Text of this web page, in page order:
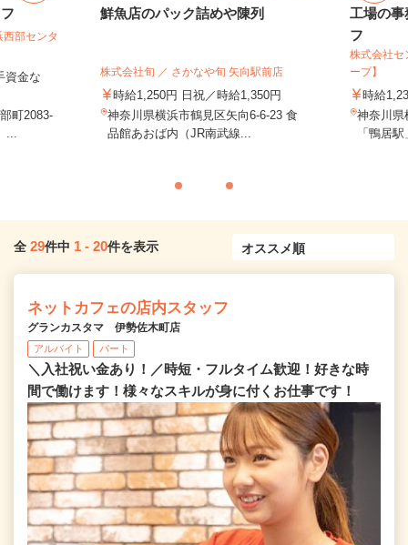
部センタ
資金な
町2083-
鮮魚店のパック詰めや陳列
株式会社旬 ／ さかなや旬 矢向駅前店
時給1,250円 日祝／時給1,350円
神奈川県横浜市鶴見区矢向6-6-23 食
品館あおば内（JR南武線...
工場の事
フ
株式会社
ープ】
時給
神奈川県
「鴨居
全 29件中 1 - 20件を表示
ネットカフェの店内スタッフ
グランカスタマ 伊勢佐木町店
アルバイト パート
＼入社祝い金あり！／時短・フルタイム歓迎！好きな時
間で働けます！様々なスキルが身に付くお仕事です！